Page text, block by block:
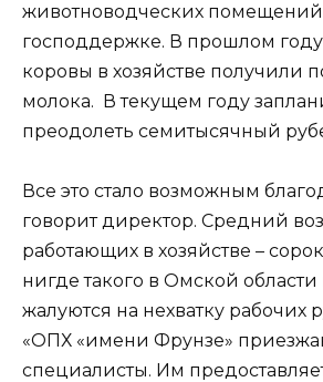
животноводческих
господдержке. В прошлом
коровы в хозяйстве получили
молока. В текущем году
преодолеть семитысячный
Все это стало возможным
говорит директор. Средний
работающих в хозяйстве –
нигде такого в Омской области
жалуются на нехватку рабочих
«ОПХ «имени Фрунзе»
специалисты. Им